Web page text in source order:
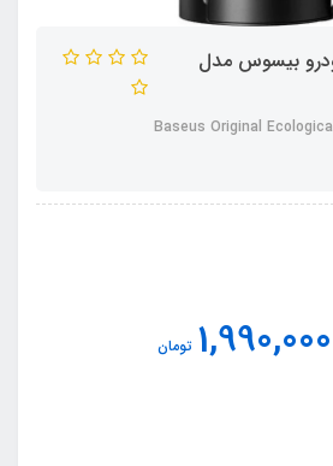
بیسوس مدل
Baseus Original
1,990,000 تومان